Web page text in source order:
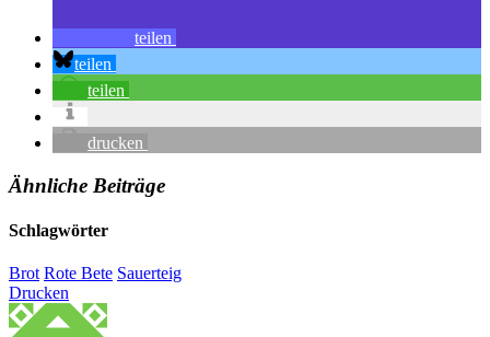
teilen
teilen
teilen
drucken
Ähnliche Beiträge
Schlagwörter
Brot Rote Bete Sauerteig
Drucken